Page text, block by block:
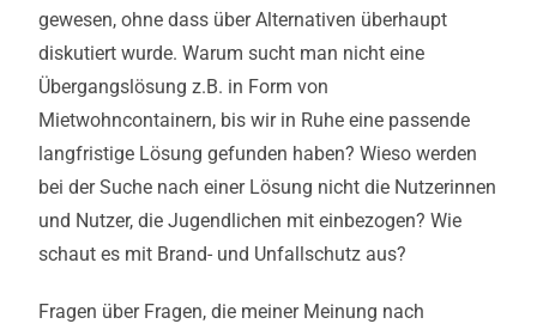
gewesen, ohne dass über Alternativen überhaupt
diskutiert wurde. Warum sucht man nicht eine
Übergangslösung z.B. in Form von
Mietwohncontainern, bis wir in Ruhe eine passende
langfristige Lösung gefunden haben? Wieso werden
bei der Suche nach einer Lösung nicht die Nutzerinnen
und Nutzer, die Jugendlichen mit einbezogen? Wie
schaut es mit Brand- und Unfallschutz aus?
Fragen über Fragen, die meiner Meinung nach